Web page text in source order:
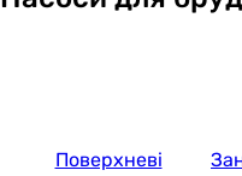
Поверхневі